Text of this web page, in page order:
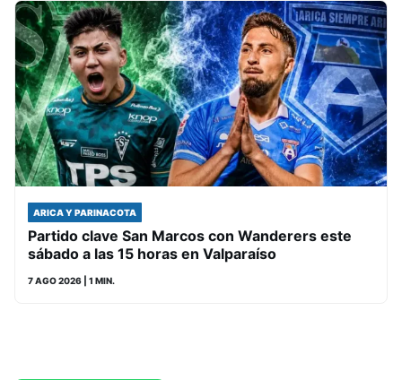
ARICA Y PARINACOTA
Partido clave San Marcos con Wanderers este
sábado a las 15 horas en Valparaíso
7 AGO 2026 | 1 MIN.